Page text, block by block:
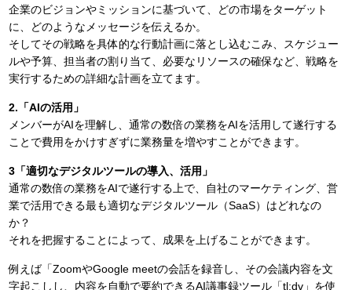
企業のビジョンやミッションに基づいて、どの市場をターゲット
に、どのようなメッセージを伝えるか。
そしてその戦略を具体的な行動計画に落とし込むこみ、スケジュー
ルや予算、担当者の割り当て、必要なリソースの確保など、戦略を
実行するための詳細な計画を立てます。
2.「AIの活用」
メンバーがAIを理解し、通常の数倍の業務をAIを活用して遂行する
ことで費用をかけすぎずに業務量を増やすことができます。
3「適切なデジタルツールの導入、活用」
通常の数倍の業務をAIで遂行する上で、自社のマーケティング、営
業で活用できる最も適切なデジタルツール（SaaS）はどれなの
か？
それを把握することによって、成果を上げることができます。
例えば「ZoomやGoogle meetの会話を録音し、その会議内容を文
字起こしし、内容を自動で要約できるAI議事録ツール「tl;dv」を使